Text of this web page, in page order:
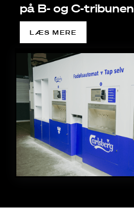
på B- og C-tribunen
LÆS MERE